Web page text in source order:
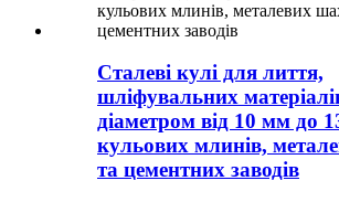
Сталеві кулі для лиття,
шліфувальних
діаметром від 10 мм до
кульових млинів,
та цементних заводів